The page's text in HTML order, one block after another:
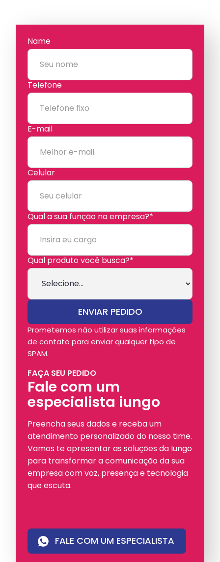
FAÇA SEU PEDIDO
Fale com um
especialista iungo
Preencha seus dados e receba um
atendimento personalizado do nosso time.
Vamos te apresentar as soluções da Iungo
para transformar a comunicação da sua
empresa com voz, presença e tecnologia
que escuta.
FALE COM UM ESPECIALISTA
Name
Telefone
E-mail
Celular
Qual a sua função na empresa?*
Qual produto você busca?*
Prometemos não utilizar suas informações
de contato para enviar qualquer tipo de
SPAM.